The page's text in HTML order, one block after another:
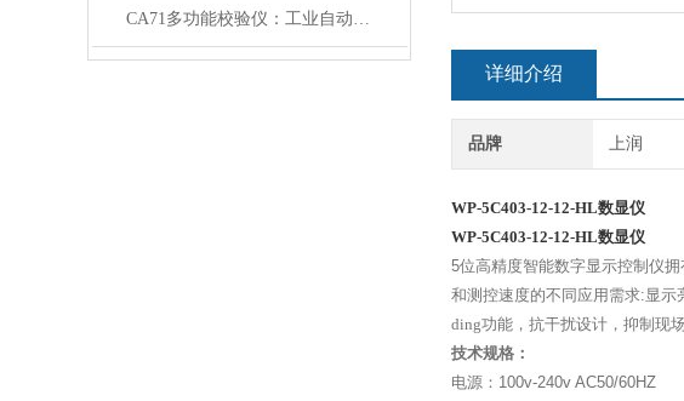
CA71多功能校验仪：工业自动化的精准标尺
详细介绍
品牌 上润
WP-5C403-12-12-HL数显仪
WP-5C403-12-12-HL数显仪
5位高精度智能数字显示控制仪拥
和测控速度的不同应用需求:显示
ding功能，抗干扰设计，抑制现
技术规格：
电源： 100v-240v AC50/60HZ